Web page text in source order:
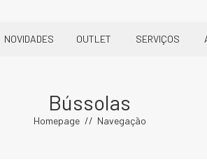
NOVIDADES OUTLET SERVIÇOS
Bússolas
Homepage Navegação